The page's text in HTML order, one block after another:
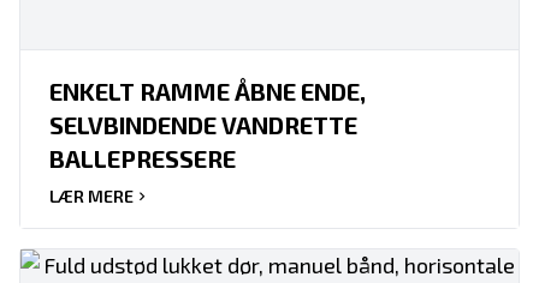
ENKELT RAMME ÅBNE ENDE,
SELVBINDENDE VANDRETTE
BALLEPRESSERE
LÆR MERE